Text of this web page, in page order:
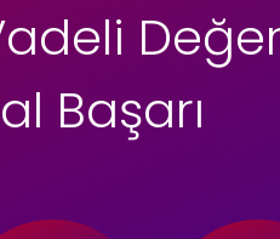
Başarı